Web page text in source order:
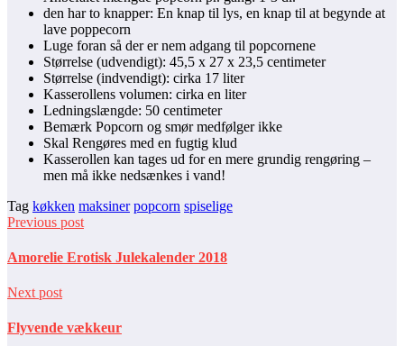
den har to knapper: En knap til lys, en knap til at begynde at
lave poppecorn
Luge foran så der er nem adgang til popcornene
Størrelse (udvendigt): 45,5 x 27 x 23,5 centimeter
Størrelse (indvendigt): cirka 17 liter
Kasserollens volumen: cirka en liter
Ledningslængde: 50 centimeter
Bemærk Popcorn og smør medfølger ikke
Skal Rengøres med en fugtig klud
Kasserollen kan tages ud for en mere grundig rengøring –
men må ikke nedsænkes i vand!
Tag køkken maksiner popcorn spiselige
Previous post
Amorelie Erotisk Julekalender 2018
Next post
Flyvende vækkeur